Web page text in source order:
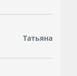
Татьяна